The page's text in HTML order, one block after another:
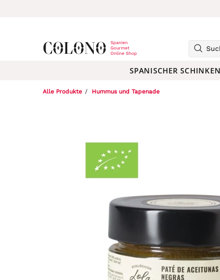
SPANISCHER SCHINKEN
Alle Produkte Hummus und Tapenade